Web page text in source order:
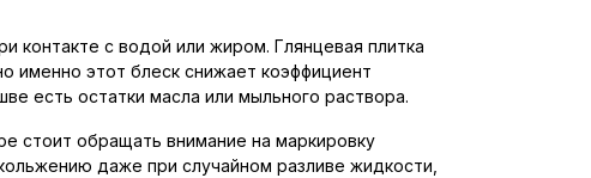
контакте с водой или жиром. Глянцевая плитка
именно этот блеск снижает коэффициент
есть остатки масла или мыльного раствора.
стоит обращать внимание на маркировку
даже при случайном разливе жидкости,